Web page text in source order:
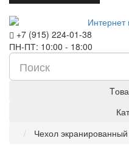
+7 (915) 224-01-38
ПН-ПТ: 10:00 - 18:00
Чехол